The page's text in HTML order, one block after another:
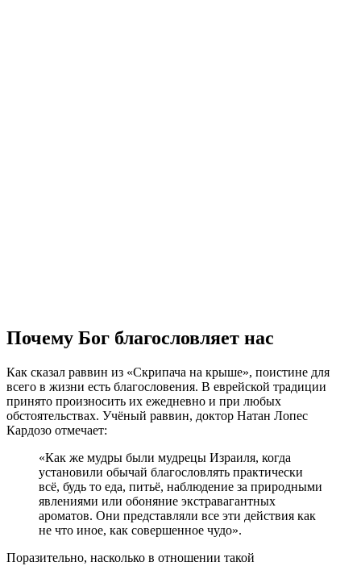
Почему Бог благословляет нас
Как сказал раввин из «Скрипача на крыше», поистине для
всего в жизни есть благословения. В еврейской традиции
принято произносить их ежедневно и при любых
обстоятельствах. Учёный раввин, доктор Натан Лопес
Кардозо отмечает:
«Как же мудры были мудрецы Израиля, когда
установили обычай благословлять практически
всё, будь то еда, питьё, наблюдение за природными
явлениями или обоняние экстравагантных
ароматов. Они представляли все эти действия как
не что иное, как совершенное чудо».
Поразительно, насколько в отношении такой